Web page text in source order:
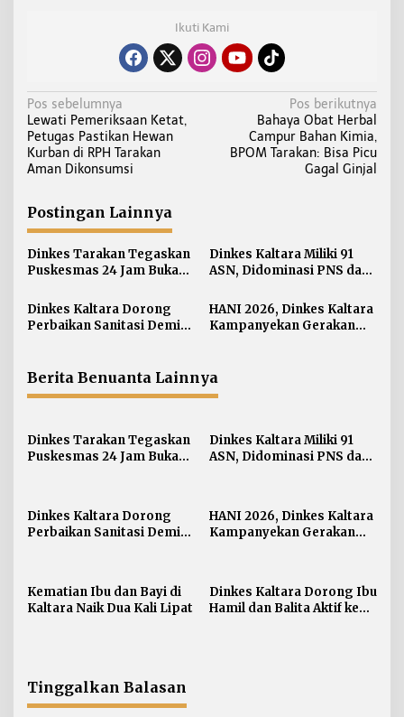
Ikuti Kami
N
a
v
i
a
s
i
p
o
s
Pos sebelumnya
Lewati Pemeriksaan Ketat,
Petugas Pastikan Hewan
Kurban di RPH Tarakan
Aman Dikonsumsi
Pos berikutnya
Bahaya Obat Herbal
Campur Bahan Kimia,
BPOM Tarakan: Bisa Picu
Gagal Ginjal
Postingan Lainnya
Dinkes Tarakan Tegaskan
Puskesmas 24 Jam Bukan
Pasien BPJS
Dinkes Kaltara Miliki 91
ASN, Didominasi PNS dan
Dinkes Kaltara Dorong
Perbaikan Sanitasi Demi
HANI 2026, Dinkes Kaltara
Kampanyekan Gerakan
Berita Benuanta Lainnya
Dinkes Tarakan Tegaskan
Puskesmas 24 Jam Bukan
Dinkes Kaltara Miliki 91
ASN, Didominasi PNS dan
Dinkes Kaltara Dorong
Perbaikan Sanitasi Demi
HANI 2026, Dinkes Kaltara
Kampanyekan Gerakan
Kematian Ibu dan Bayi di
Kaltara Naik Dua Kali Lipat
Dinkes Kaltara Dorong Ibu
Hamil dan Balita Aktif ke
Tinggalkan Balasan